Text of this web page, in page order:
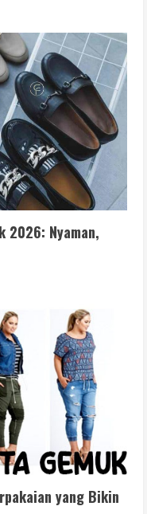
2026: Nyaman,
yang Bikin